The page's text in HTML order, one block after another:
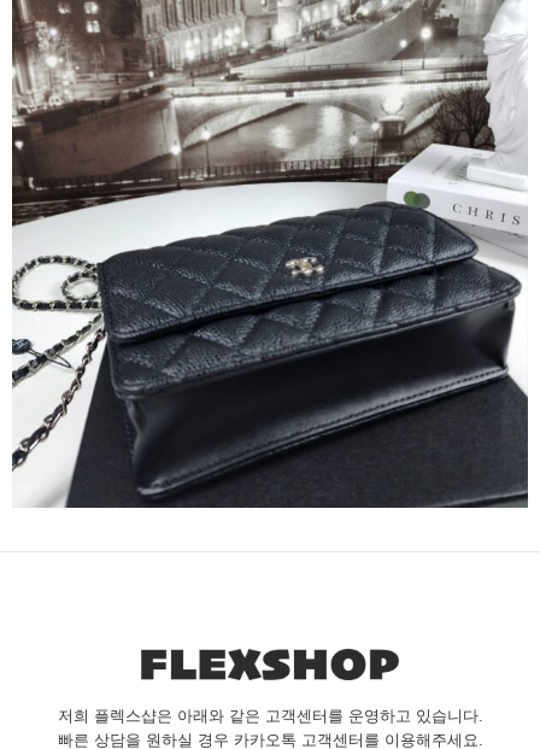
저희 플렉스샵은 아래와 같은 고객센터를 운영하고 있습니다.
빠른 상담을 원하실 경우 카카오톡 고객센터를 이용해주세요.